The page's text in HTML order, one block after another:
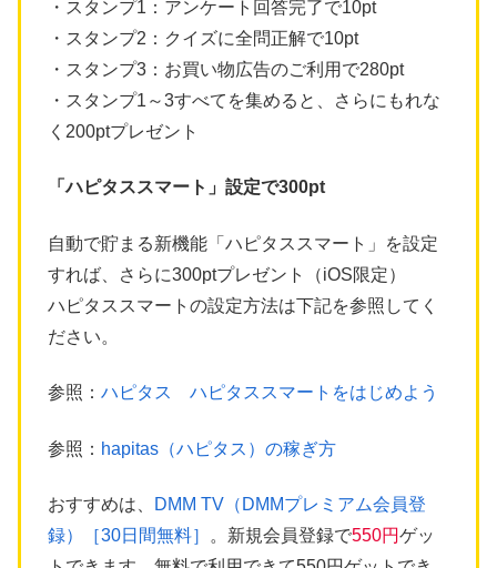
・スタンプ1：アンケート回答完了で10pt
・スタンプ2：クイズに全問正解で10pt
・スタンプ3：お買い物広告のご利用で280pt
・スタンプ1～3すべてを集めると、さらにもれな
く200ptプレゼント
「ハピタススマート」設定で300pt
自動で貯まる新機能「ハピタススマート」を設定
すれば、さらに300ptプレゼント（iOS限定）
ハピタススマートの設定方法は下記を参照してく
ださい。
参照： ハピタス ハピタススマートをはじめよう
参照： hapitas（ハピタス）の稼ぎ方
おすすめは、
DMM TV（DMMプレミアム会員登
録）［30日間無料］
。新規会員登録で550円ゲッ